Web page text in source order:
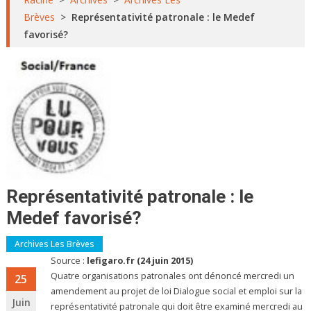
Brèves > Représentativité patronale : le Medef
favorisé?
Représentativité patronale : le
Medef favorisé?
Archives Les Brèves
25
Juin
Source : lefigaro.fr (24 juin 2015)
Quatre organisations patronales ont dénoncé mercredi un
amendement au projet de loi Dialogue social et emploi sur la
représentativité patronale qui doit être examiné mercredi au